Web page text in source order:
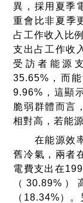
異，採用夏季
重會比非夏季
占工作收入比
支出占工作收
受訪者能源
35.65% ，而
9.96% ，這顯
脆弱群體而言
相對高，若能
在能源效率
舊冷氣，兩者
電費支出在
（ 30.89% ）
（ 18.34%）